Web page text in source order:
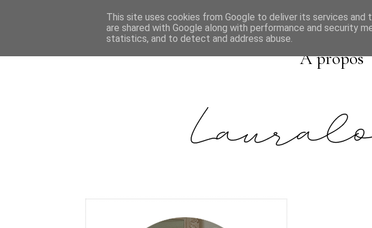
A propos
This site uses cookies from Google to deliver its services and
are shared with Google along with performance and security
statistics, and to detect and address abuse.